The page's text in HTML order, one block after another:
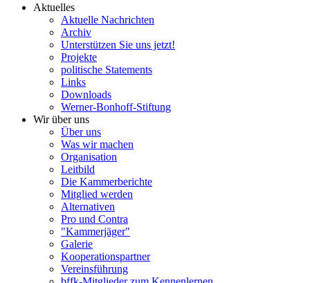
Aktuelles
Aktuelle Nachrichten
Archiv
Unterstützen Sie uns jetzt!
Projekte
politische Statements
Links
Downloads
Werner-Bonhoff-Stiftung
Wir über uns
Über uns
Was wir machen
Organisation
Leitbild
Die Kammerberichte
Mitglied werden
Alternativen
Pro und Contra
"Kammerjäger"
Galerie
Kooperationspartner
Vereinsführung